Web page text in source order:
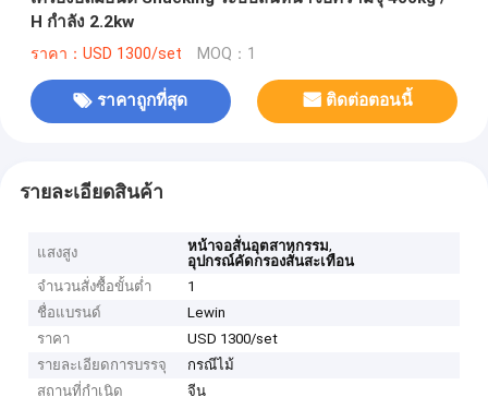
H กำลัง 2.2kw
ราคา：USD 1300/set MOQ：1
ราคาถูกที่สุด ติดต่อตอนนี้
รายละเอียดสินค้า
แสงสูง หน้าจอสั่นอุตสาหกรรม,
อุปกรณ์คัดกรองสั่นสะเทือน
จำนวนสั่งซื้อขั้นต่ำ
1
ชื่อแบรนด์
Lewin
ราคา
USD 1300/set
รายละเอียดการบรรจุ
กรณีไม้
สถานที่กำเนิด
จีน